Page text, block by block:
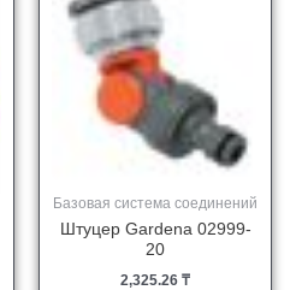
Базовая система соединений
Штуцер Gardena 02999-
20
2,325.26 ₸